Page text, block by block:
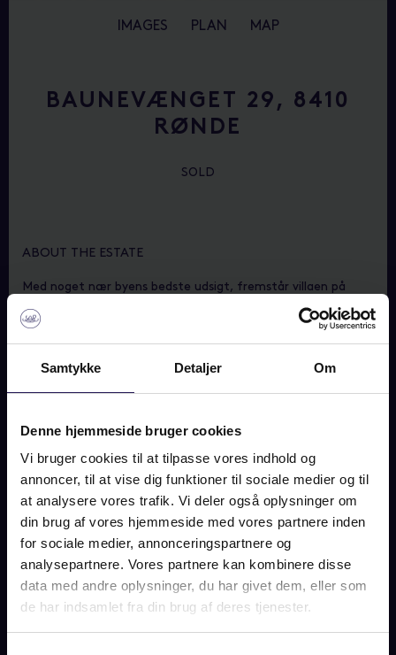
Samtykke Detaljer Om
Denne hjemmeside bruger cookies
Vi bruger cookies til at tilpasse vores indhold og
annoncer, til at vise dig funktioner til sociale medier og til
at analysere vores trafik. Vi deler også oplysninger om
din brug af vores hjemmeside med vores partnere inden
for sociale medier, annonceringspartnere og
analysepartnere. Vores partnere kan kombinere disse
data med andre oplysninger, du har givet dem, eller som
de har indsamlet fra din brug af deres tjenester.
IMAGES PLAN MAP
BAUNEVÆNGET 29, 8410
RØNDE
SOLD
ABOUT THE ESTATE
Med noget nær byens bedste udsigt, fremstår villaen på
Baunevænget 29 bogstaveligt talt hævet over de fleste.
Her er frit udsyn til hele Rønde by, himmel og hav. Arkitektur
og æstetik smelter harmonisk sammen med udsigten til Kalø
Vig og det bølgende landskab på Mols, formet af den
udtryk. De 227 (BBR) flot disponerede kvadratmeter er
skabt med et fornemt fokus på rumfornemmelse, kvalitet
og ro. Det imponerende køkken-alrum og stueområde er det
naturligt centrum, der trækker alle til. Her er scenen sat til
hverdagens måltider og weekendluksus ved langbordet med
naturen som kulisse i de store vinduespartier, der suger sol og
lys til sig.
...